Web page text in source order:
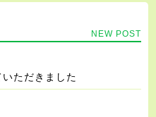
NEW POST
ただきました